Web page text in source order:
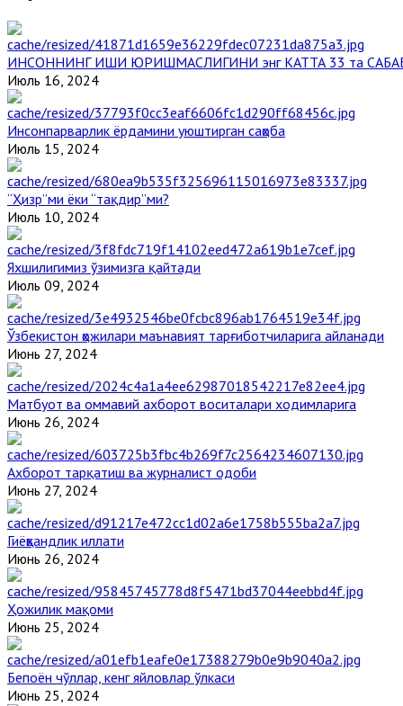
ИНСОННИНГ ИШИ ЮРИШМАСЛИГИНИ энг КАТТА 33 та
Июль 16, 2024
Инсонпарварлик ёрдамини уюштирган саҳоба
Июль 15, 2024
“Ҳизр”ми ёки “тақдир”ми?
Июль 10, 2024
Яхшилигимиз ўзимизга қайтади
Июль 09, 2024
Ўзбекистон ҳожилари маънавият тарғиботчиларига айланади
Июнь 27, 2024
Матбуот ва оммавий ахборот воситалари ходимларига
Июнь 26, 2024
Ахборот тарқатиш ва журналист одоби
Июнь 27, 2024
Гиёҳвандлик иллати
Июнь 26, 2024
Ҳожилик мақоми
Июнь 25, 2024
Бепоён чўллар, кенг яйловлар ўлкаси
Июнь 25, 2024